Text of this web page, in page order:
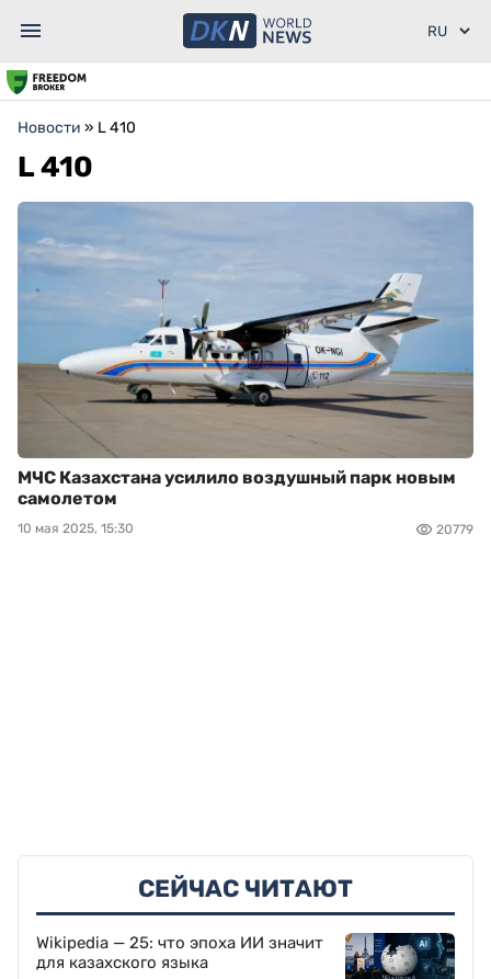
Новости » L 410
L 410
МЧС Казахстана усилило воздушный парк новым
самолетом
10 мая 2025, 15:30 20779
СЕЙЧАС ЧИТАЮТ
Wikipedia — 25: что эпоха ИИ значит
для казахского языка